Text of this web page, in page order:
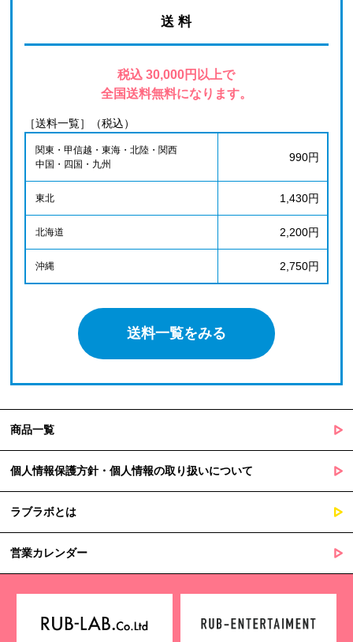
送 料
税込 30,000円以上で
全国送料無料になります。
［送料一覧］（税込）
関東・甲信越・東海・北陸・関西
中国・四国・九州
990円
東北 1,430円
北海道 2,200円
沖縄 2,750円
送料一覧をみる
商品一覧
個人情報保護方針・個人情報の取り扱いについて
ラブラボとは
営業カレンダー